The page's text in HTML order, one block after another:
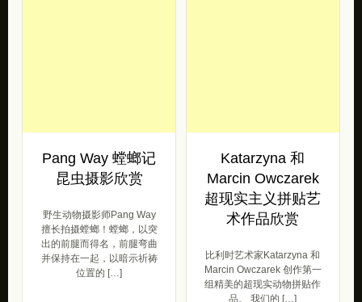
Pang Way 螳螂记
昆虫摄影欣赏
野生动物摄影师Pang Way
擅长拍摄螳螂！螳螂，以突
出的前腿而得名，前腿弯曲
并保持在一起，以暗示祈祷
位置的 […]
Katarzyna 和
Marcin Owczarek
超现实主义拼贴艺
术作品欣赏
比利时艺术家Katarzyna 和
Marcin Owczarek 创作第一
组精美的超现实动物拼贴作
品。 我们的 […]